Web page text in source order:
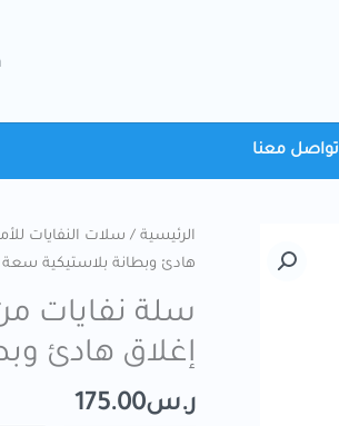
تواصل معنا
الرئيسية / سلات النفايات
هادئ وبطانة بلاستيكية سعة 1.5 جالون
سلة نفايات
إغلاق هادئ
ر.س175.00